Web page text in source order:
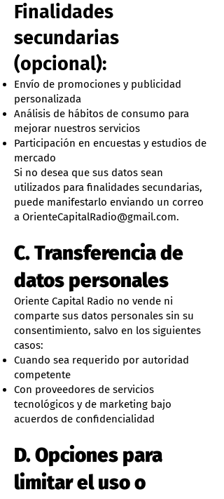
Finalidades
secundarias
(opcional):
Envío de promociones y publicidad
personalizada
Análisis de hábitos de consumo para
mejorar nuestros servicios
Participación en encuestas y estudios de
mercado
Si no desea que sus datos sean
utilizados para finalidades secundarias,
puede manifestarlo enviando un correo
a OrienteCapitalRadio@gmail.com.
C. Transferencia de
datos personales
Oriente Capital Radio no vende ni
comparte sus datos personales sin su
consentimiento, salvo en los siguientes
casos:
Cuando sea requerido por autoridad
competente
Con proveedores de servicios
tecnológicos y de marketing bajo
acuerdos de confidencialidad
D. Opciones para
limitar el uso o